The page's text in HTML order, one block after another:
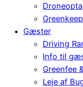
Gæster
Driving
Info til
Greenfee
Leje af